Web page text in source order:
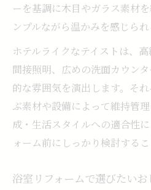
ーを基調に木目やガラス素材
ンプルながら温かみを感じられ
ホテルライクなテイストは、
間接照明、広めの洗面カウン
的な雰囲気を演出します。そ
ぶ素材や設備によって維持管
成・生活スタイルへの適合性
ォーム前にしっかり検討するこ
浴室リフォームで選びたい